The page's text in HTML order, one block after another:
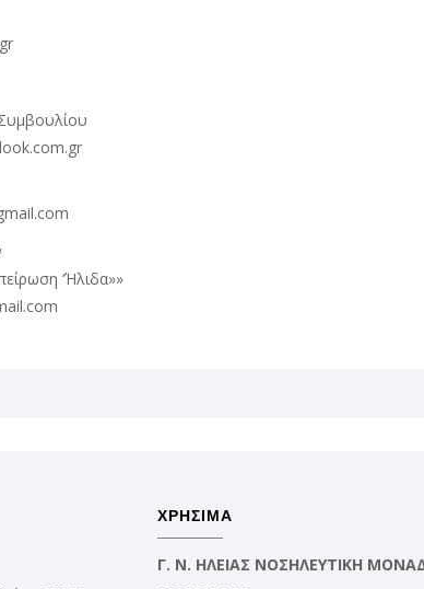
‘Ήλιδα»»
ΧΡΗΣΙΜΑ
Γ. Ν. ΗΛΕΙΑΣ ΝΟΣΗΛΕΥΤΙΚΗ